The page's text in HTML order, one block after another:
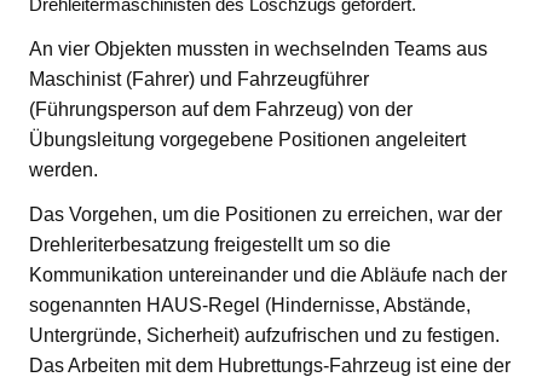
An vier Objekten mussten in wechselnden Teams aus
Maschinist (Fahrer) und Fahrzeugführer
(Führungsperson auf dem Fahrzeug) von der
Übungsleitung vorgegebene Positionen angeleitert
werden.
Das Vorgehen, um die Positionen zu erreichen, war der
Drehleriterbesatzung freigestellt um so die
Kommunikation untereinander und die Abläufe nach der
sogenannten HAUS-Regel (Hindernisse, Abstände,
Untergründe, Sicherheit) aufzufrischen und zu festigen.
Das Arbeiten mit dem Hubrettungs-Fahrzeug ist eine der